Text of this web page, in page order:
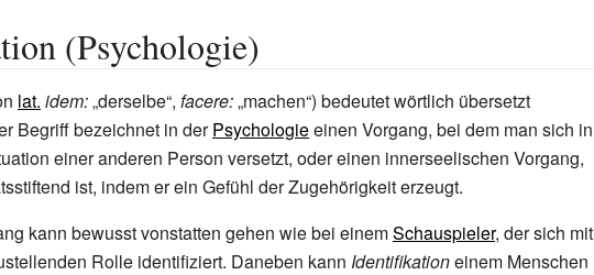
(Psychologie)
lat. idem:„derselbe“, facere:„machen“) bedeutet wörtlich übersetzt
Begriff bezeichnet in derPsychologieeinen Vorgang, bei dem man sich in
einer anderen Person versetzt, oder einen innerseelischen Vorgang,
ist, indem er ein Gefühl der Zugehörigkeit erzeugt.
kann bewusst vonstatten gehen wie bei einemSchauspieler, der sich mit
Rolle identifiziert. Daneben kann Identifikationeinem Menschen